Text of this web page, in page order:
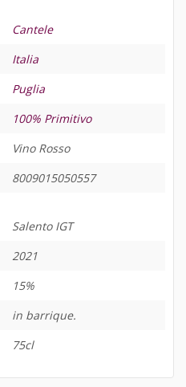
Cantele
Italia
Puglia
100% Primitivo
Vino Rosso
8009015050557
Salento IGT
2021
15%
in barrique.
75cl